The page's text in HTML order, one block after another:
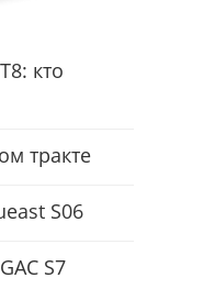
кто
тракте
S06
S7